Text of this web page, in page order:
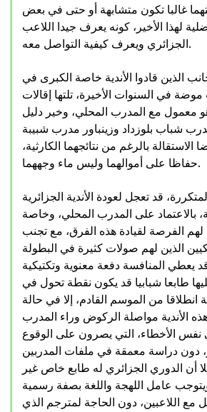
غالبا تكون متشابهة أو حتى في بعض
لهذا الأخير، كونه يعرف جيدا اللاعب
الجزائري ويعرف كيفية التواصل معه.
الذين قادوا الأندية خاصة الكبرى في
في السنوات الأخيرة، تلتها إقالات
معمول مع المدرب المحلي، وخير دليل
شباب بلوزداد وزينباور مدرب شبيبة
الاستقالة بالرغم من نتائجهما الكارثية،
حفاظا على أموالهما وليس ماء وجههما.
قد تعجل لعودة الأندية الجزائرية
بالاعتماد على المدرب المحلي، وخاصة
لهم الفرصة لقيادة هذه الفرق، مع تجنب
الذين لهم صولات كثيرة في البطولة
يعطي المنافسة دفعة معنوية وتكتيكية
طابعا شبابيا قد يكون نقطة تحول في
انطلاقا من الموسم القادم، إلا في حالة
هذه الأندية مواصلة الركوض وراء المدرب
نفس الأخطاء، التي يصرون على الوقوع
دون دراسة معمقة في ملفات المدربين
أن الدوري الجزائري له طابع خاص غير
عامل اللهجة واللغة بصفة رسمية
مع اللاعبين، دون الحاجة لمترجم الذي